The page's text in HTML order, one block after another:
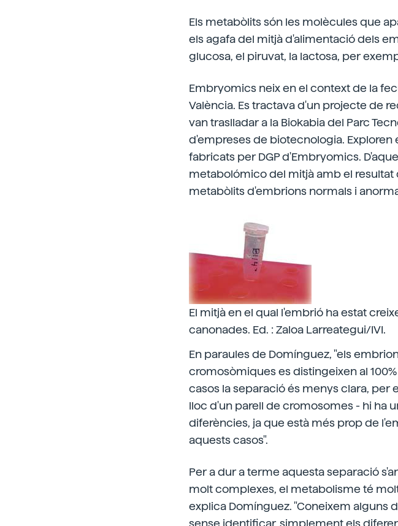
Els metabòlits són les molècules que
els agafa del mitjà d'alimentació dels
glucosa, el piruvat, la lactosa, per
Embryomics neix en el context de la
València. Es tractava d'un projecte de
van traslladar a la Biokabia del Parc
d'empreses de biotecnologia.
fabricats per DGP d'Embryomics.
metabolómico del mitjà amb el resultat
metabòlits d'embrions normals i
El mitjà en el qual l'embrió ha estat
canonades. Ed. : Zaloa Larreategui/IVI.
En paraules de Domínguez, "els
cromosòmiques es distingeixen al
casos la separació és menys clara, per
lloc d'un parell de cromosomes - hi ha
diferències, ja que està més prop de
aquests casos".
Per a dur a terme aquesta separació
molt complexes, el metabolisme té
explica Domínguez. "Coneixem alguns
sense identificar, simplement els